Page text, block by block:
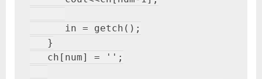
      in = getch();
   }
   ch[num] = '';